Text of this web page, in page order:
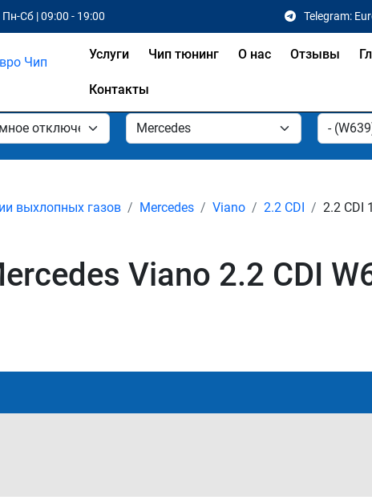
Пн-Сб | 09:00 - 19:00 Telegram:
Услуги Чип тюнинг О нас Отзывы
Контакты
выхлопных газов Mercedes Viano 2.2 CDI 2.2 CDI
Viano 2.2 CDI